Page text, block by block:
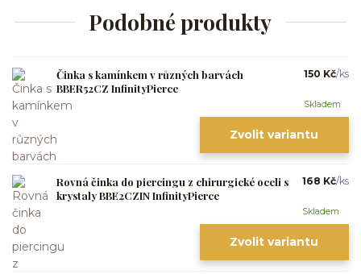
Podobné produkty
Činka s kamínkem v různých barvách
BBER52CZ InfinityPierce
150 Kč/ks
Skladem
Zvolit variantu
Rovná činka do piercingu z chirurgické oceli s
krystaly BBE2CZIN InfinityPierce
168 Kč/ks
Skladem
Zvolit variantu